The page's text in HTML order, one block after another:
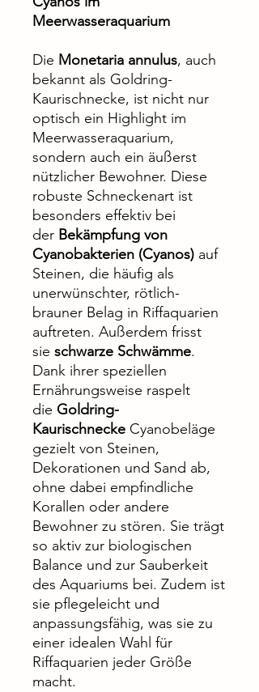
Meerwasseraquarium
Die Monetaria annulus, auch
bekannt als Goldring-
Kaurischnecke, ist nicht nur
optisch ein Highlight im
Meerwasseraquarium,
sondern auch ein äußerst
nützlicher Bewohner. Diese
robuste Schneckenart ist
besonders effektiv bei
der Bekämpfung von
Cyanobakterien (Cyanos) auf
Steinen, die häufig als
unerwünschter, rötlich-
brauner Belag in Riffaquarien
auftreten. Außerdem frisst
sie schwarze Schwämme.
Dank ihrer speziellen
Ernährungsweise raspelt
die Goldring-
Kaurischnecke Cyanobeläge
gezielt von Steinen,
Dekorationen und Sand ab,
ohne dabei empfindliche
Korallen oder andere
Bewohner zu stören. Sie trägt
so aktiv zur biologischen
Balance und zur Sauberkeit
des Aquariums bei. Zudem ist
sie pflegeleicht und
anpassungsfähig, was sie zu
einer idealen Wahl für
Riffaquarien jeder Größe
macht.